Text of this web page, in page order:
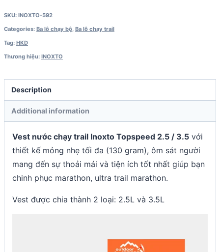
300ml)
quantity
SKU: INOXTO-592
Categories: Ba lô chạy bộ Ba lô chạy trail
Tag: HKD
Thương hiệu: INOXTO
Description
Additional information
Vest nước chạy trail Inoxto Topspeed 2.5 / 3.5 với
thiết kế mỏng nhẹ tối đa (130 gram), ôm sát người
mang đến sự thoải mái và tiện ích tốt nhất giúp bạn
chinh phục marathon, ultra trail marathon.
Vest được chia thành 2 loại: 2.5L và 3.5L